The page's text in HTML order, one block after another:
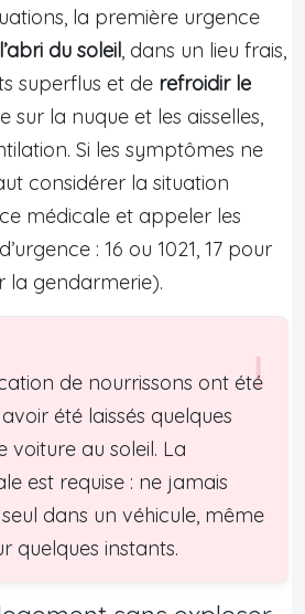
la première urgence
du soleil, dans un lieu frais,
superflus et de refroidir le
sur la nuque et les aisselles,
Si les symptômes ne
considérer la situation
médicale et appeler les
: 16 ou 1021, 17 pour
la gendarmerie).
de nourrissons ont été
été laissés quelques
voiture au soleil. La
est requise : ne jamais
dans un véhicule, même
quelques instants.